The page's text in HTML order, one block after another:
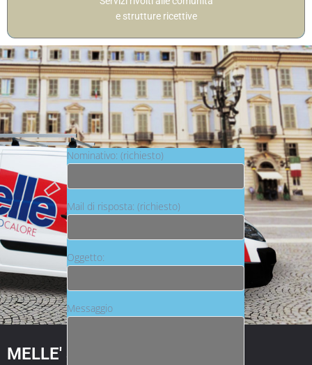
e strutture ricettive
Approfondisci
Nominativo: (richiesto)
Mail di risposta: (richiesto)
Oggetto:
Messaggio
MELLE' s.r.l.